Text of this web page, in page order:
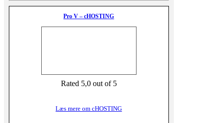
Pro V – cHOSTING
Rated 5,0 out of 5
Læs mere om cHOSTING